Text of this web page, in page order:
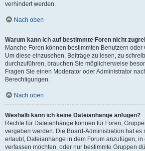
verhindert werden.
Nach oben
Warum kann ich auf bestimmte Foren nicht
Manche Foren können bestimmten Benutzern
Um diese einzusehen, Beiträge zu lesen, zu
durchzuführen, brauchen Sie möglicherweise
Fragen Sie einen Moderator oder Administrator
Berechtigungen.
Nach oben
Weshalb kann ich keine Dateianhänge anfügen?
Rechte für Dateianhänge können für Foren,
vergeben werden. Die Board-Administration hat es
erlaubt, Dateianhänge in dem Forum anzufügen, in
verfassen möchten, oder nur bestimmte Gruppen